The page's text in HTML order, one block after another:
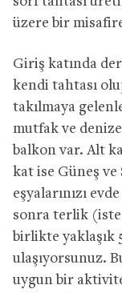
üzere bir
Giriş katında
kendi tahtası
takılmaya
mutfak ve
balkon var. Alt
kat ise Güneş ve
eşyalarınızı
sonra terlik
birlikte yaklaşık
ulaşıyorsunuz.
uygun bir